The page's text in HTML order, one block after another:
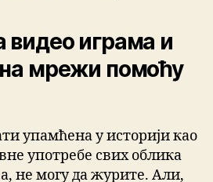
играма и
мрежи помоћу
упамћена у историји као
употребе свих облика
не могу да журите. Али,